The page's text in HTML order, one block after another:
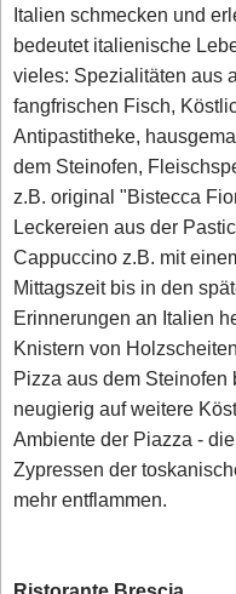
Italien schmecken und
bedeutet italienische
vieles: Spezialitäten aus
fangfrischen Fisch,
Antipastitheke,
dem Steinofen,
z.B. original "Bistecca
Leckereien aus der
Cappuccino z.B. mit
Mittagszeit bis in den
Erinnerungen an Italien
Knistern von
Pizza aus dem
neugierig auf weitere
Ambiente der Piazza -
Zypressen der
mehr entflammen.